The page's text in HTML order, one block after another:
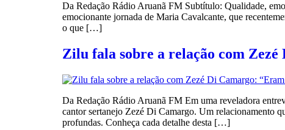
Da Redação Rádio Aruanã FM Subtítulo: Qualidade,
emocionante jornada de Maria Cavalcante, que
o que […]
Zilu fala sobre a relação com
Da Redação Rádio Aruanã FM Em uma reveladora
cantor sertanejo Zezé Di Camargo. Um relacionamento
profundas. Conheça cada detalhe desta […]